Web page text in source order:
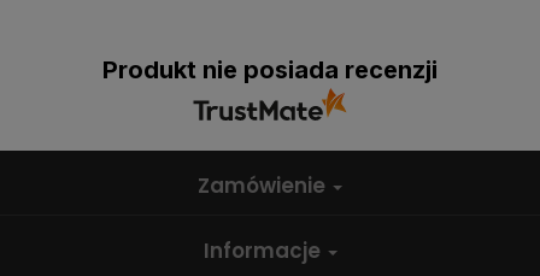
Produkt nie posiada recenzji
Zamówienie
Informacje